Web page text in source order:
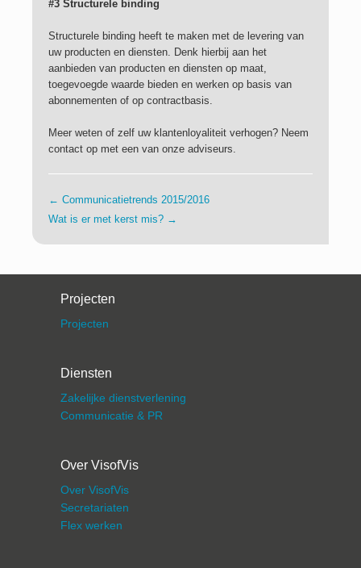
#3 Structurele binding
Structurele binding heeft te maken met de levering van
uw producten en diensten. Denk hierbij aan het
aanbieden van producten en diensten op maat,
toegevoegde waarde bieden en werken op basis van
abonnementen of op contractbasis.
Meer weten of zelf uw klantenloyaliteit verhogen? Neem
contact op met een van onze adviseurs.
← Communicatietrends 2015/2016
Wat is er met kerst mis? →
Projecten
Projecten
Diensten
Zakelijke dienstverlening
Communicatie & PR
Over VisofVis
Over VisofVis
Secretariaten
Flex werken